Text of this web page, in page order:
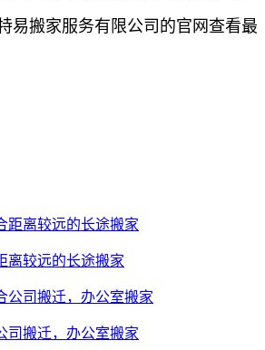
易搬家服务有限公司的官网查看最
离较远的长途搬家
司搬迁，办公室搬家